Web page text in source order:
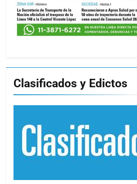
Clasificados y Edictos